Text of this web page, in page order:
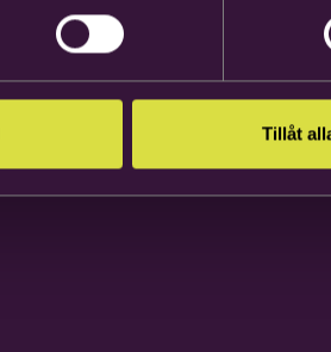
Tillåt